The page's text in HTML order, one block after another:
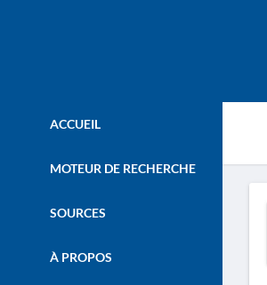
ACCUEIL
MOTEUR DE RECHERCHE
SOURCES
À PROPOS